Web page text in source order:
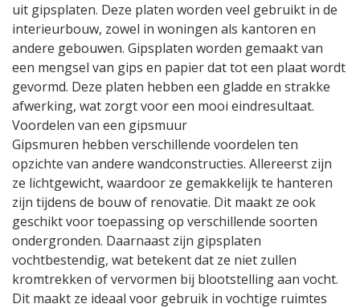
uit gipsplaten. Deze platen worden veel gebruikt in de
interieurbouw, zowel in woningen als kantoren en
andere gebouwen. Gipsplaten worden gemaakt van
een mengsel van gips en papier dat tot een plaat wordt
gevormd. Deze platen hebben een gladde en strakke
afwerking, wat zorgt voor een mooi eindresultaat.
Voordelen van een gipsmuur
Gipsmuren hebben verschillende voordelen ten
opzichte van andere wandconstructies. Allereerst zijn
ze lichtgewicht, waardoor ze gemakkelijk te hanteren
zijn tijdens de bouw of renovatie. Dit maakt ze ook
geschikt voor toepassing op verschillende soorten
ondergronden. Daarnaast zijn gipsplaten
vochtbestendig, wat betekent dat ze niet zullen
kromtrekken of vervormen bij blootstelling aan vocht.
Dit maakt ze ideaal voor gebruik in vochtige ruimtes